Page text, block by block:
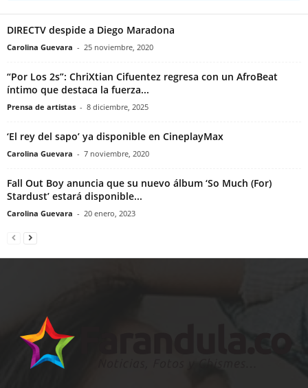
DIRECTV despide a Diego Maradona
Carolina Guevara - 25 noviembre, 2020
“Por Los 2s”: ChriXtian Cifuentez regresa con un AfroBeat
íntimo que destaca la fuerza...
Prensa de artistas - 8 diciembre, 2025
‘El rey del sapo’ ya disponible en CineplayMax
Carolina Guevara - 7 noviembre, 2020
Fall Out Boy anuncia que su nuevo álbum ‘So Much (For)
Stardust’ estará disponible...
Carolina Guevara - 20 enero, 2023